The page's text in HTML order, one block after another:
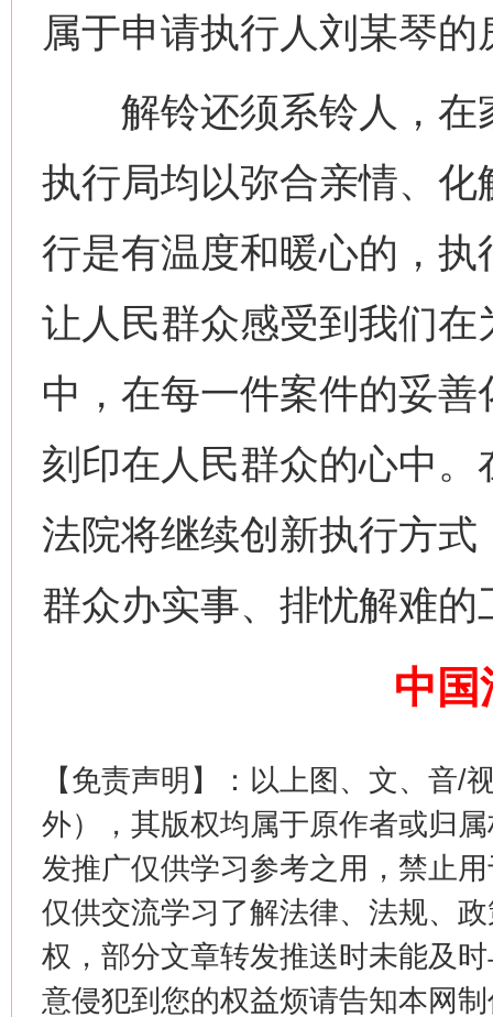
属于申请执行人刘某琴的
解铃还须系铃人，在
执行局均以弥合亲情、
行是有温度和暖心的，
让人民群众感受到我们
中，在每一件案件的妥
刻印在人民群众的心中
法院将继续创新执行方
群众办实事、排忧解难的
中国
【免责声明】：以上图、文、音/
外），其版权均属于原作者或归
发推广仅供学习参考之用，禁止
仅供交流学习了解法律、法规、
权，部分文章转发推送时未能及
意侵犯到您的权益烦请告知本网
这是一记警钟！
在谋一域中谋全局
习近平的博鳌关键词 魏明
“刷贴”乱象丛生